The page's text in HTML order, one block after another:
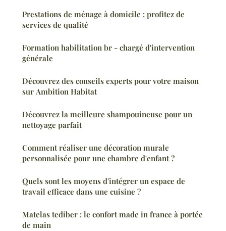
Prestations de ménage à domicile : profitez de
services de qualité
Formation habilitation br - chargé d'intervention
générale
Découvrez des conseils experts pour votre maison
sur Ambition Habitat
Découvrez la meilleure shampouineuse pour un
nettoyage parfait
Comment réaliser une décoration murale
personnalisée pour une chambre d'enfant ?
Quels sont les moyens d'intégrer un espace de
travail efficace dans une cuisine ?
Matelas tediber : le confort made in france à portée
de main